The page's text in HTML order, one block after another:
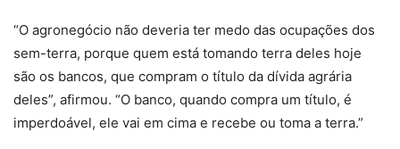
“O agronegócio não deveria ter medo das ocupações dos
sem-terra, porque quem está tomando terra deles hoje
são os bancos, que compram o título da dívida agrária
deles”, afirmou. “O banco, quando compra um título, é
imperdoável, ele vai em cima e recebe ou toma a terra.”